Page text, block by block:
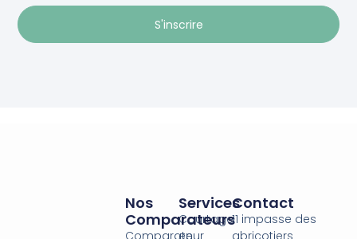
S'inscrire
Services
Courtage
Nos
Comparateurs
Contact
11 impasse des